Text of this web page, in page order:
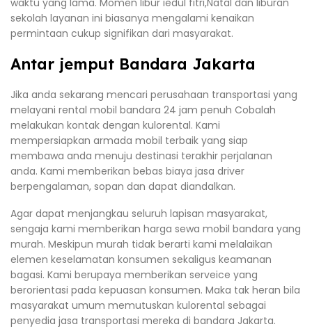
sekolah layanan ini biasanya mengalami kenaikan
permintaan cukup signifikan dari masyarakat.
Antar jemput Bandara Jakarta
Jika anda sekarang mencari perusahaan transportasi yang
melayani rental mobil bandara 24 jam penuh Cobalah
melakukan kontak dengan kulorental. Kami
mempersiapkan armada mobil terbaik yang siap
membawa anda menuju destinasi terakhir perjalanan
anda. Kami memberikan bebas biaya jasa driver
berpengalaman, sopan dan dapat diandalkan.
Agar dapat menjangkau seluruh lapisan masyarakat,
sengaja kami memberikan harga sewa mobil bandara yang
murah. Meskipun murah tidak berarti kami melalaikan
elemen keselamatan konsumen sekaligus keamanan
bagasi. Kami berupaya memberikan serveice yang
berorientasi pada kepuasan konsumen. Maka tak heran bila
masyarakat umum memutuskan kulorental sebagai
penyedia jasa transportasi mereka di bandara Jakarta.